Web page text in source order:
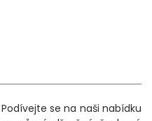
se na naši nabídku